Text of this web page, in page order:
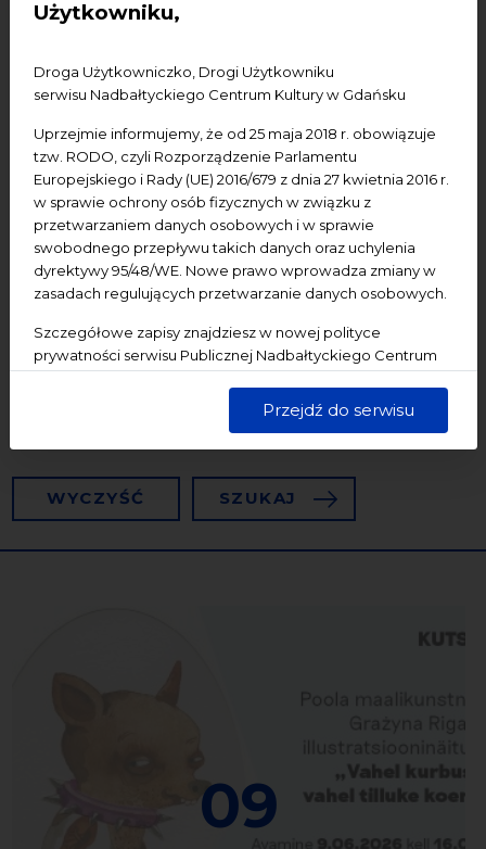
Użytkowniku,
Droga Użytkowniczko, Drogi Użytkowniku
serwisu Nadbałtyckiego Centrum Kultury w Gdańsku
Uprzejmie informujemy, że od 25 maja 2018 r. obowiązuje
tzw. RODO, czyli Rozporządzenie Parlamentu
Europejskiego i Rady (UE) 2016/679 z dnia 27 kwietnia 2016 r.
w sprawie ochrony osób fizycznych w związku z
przetwarzaniem danych osobowych i w sprawie
swobodnego przepływu takich danych oraz uchylenia
dyrektywy 95/48/WE. Nowe prawo wprowadza zmiany w
zasadach regulujących przetwarzanie danych osobowych.
Szczegółowe zapisy znajdziesz w nowej polityce
prywatności serwisu Publicznej Nadbałtyckiego Centrum
Kultury w Gdańsku. Jednocześnie informujemy, że Państwa
dane są przetwarzane w sposób bezpieczny, z należytą
starannością i zgodnie z obowiązującymi przepisami.
Przejdź do serwisu
Konferencje
Literatura
Warsztaty
wydarzenia bezpłatne
wydarzenia płatne
wydarzenie dostępne
Wydarzenie zewnętrzne
Wykład
Spotkania
Koncerty Wystawy Edukacja
Data początkowa
Data końcowa
Termin:
-Wszystkie- Dzisiaj Jutro Pojutrze
Następny miesiąc
WYCZYŚĆ SZUKAJ
09